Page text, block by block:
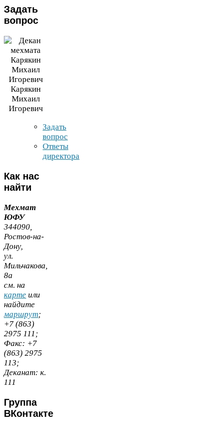
Задать
вопрос
Карякин
Михаил
Игоревич
Задать
вопрос
Ответы
директора
Как нас
найти
Мехмат
ЮФУ
344090,
Ростов-​на-​
Дону,
ул.
Мильчакова,
8а
cм. на
карте или
найдите
маршрут;
+7 (863)
2975 111;
Факс: +7
(863) 2975
113;
Деканат: к.
111
Группа
ВКонтакте